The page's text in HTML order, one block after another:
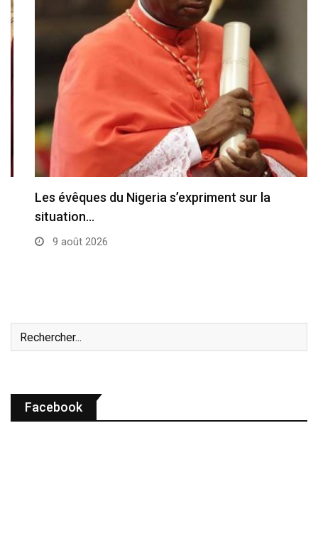
Les évêques du Nigeria s’expriment sur la
situation…
9 août 2026
Facebook